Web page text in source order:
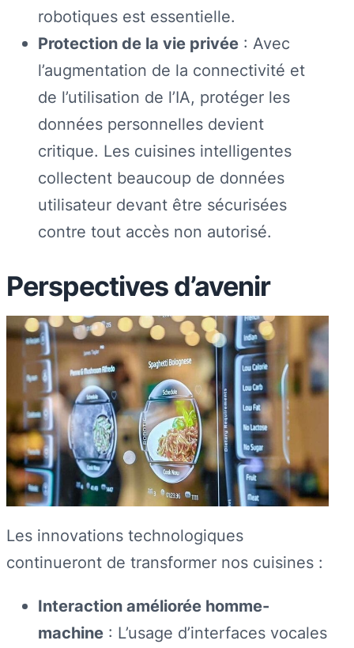
robotiques est essentielle.
Protection de la vie privée : Avec
l’augmentation de la connectivité et
de l’utilisation de l’IA, protéger les
données personnelles devient
critique. Les cuisines intelligentes
collectent beaucoup de données
utilisateur devant être sécurisées
contre tout accès non autorisé.
Perspectives d’avenir
Les innovations technologiques
continueront de transformer nos cuisines :
Interaction améliorée homme-
machine : L’usage d’interfaces vocales